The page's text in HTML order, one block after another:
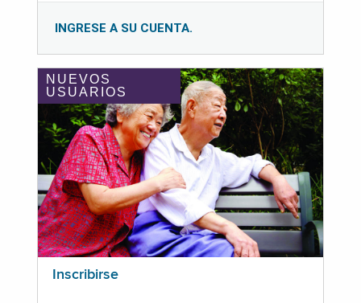
INGRESE A SU CUENTA.
NUEVOS
USUARIOS
Inscribirse